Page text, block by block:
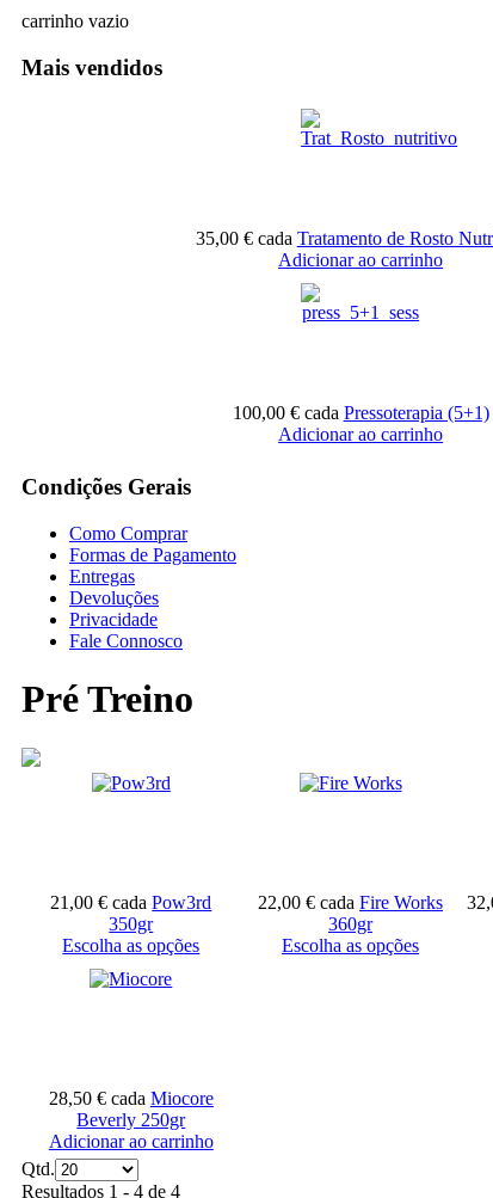
carrinho vazio
Mais vendidos
35,00 € cada Tratamento de Rosto
Adicionar ao carrinho
100,00 € cada Pressoterapia (5+1)
Adicionar ao carrinho
Condições Gerais
Como Comprar
Formas de Pagamento
Entregas
Devoluções
Privacidade
Fale Connosco
Pré Treino
21,00 € cada Pow3rd
350gr
Escolha as opções
22,00 € cada Fire Works
360gr
Escolha as opções
28,50 € cada Miocore
Beverly 250gr
Adicionar ao carrinho
Qtd.
Resultados 1 - 4 de 4